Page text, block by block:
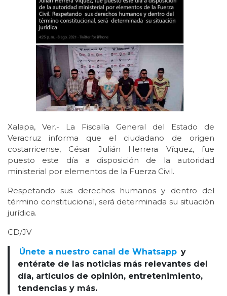
Xalapa, Ver.- La Fiscalía General del Estado de
Veracruz informa que el ciudadano de origen
costarricense, César Julián Herrera Víquez, fue
puesto este día a disposición de la autoridad
ministerial por elementos de la Fuerza Civil.
Respetando sus derechos humanos y dentro del
término constitucional, será determinada su situación
jurídica.
CD/JV
Únete a nuestro canal de Whatsapp y
entérate de las noticias más relevantes del
día, artículos de opinión, entretenimiento,
tendencias y más.